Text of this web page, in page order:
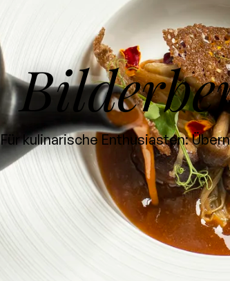
Für kulinarische Enthusiasten: